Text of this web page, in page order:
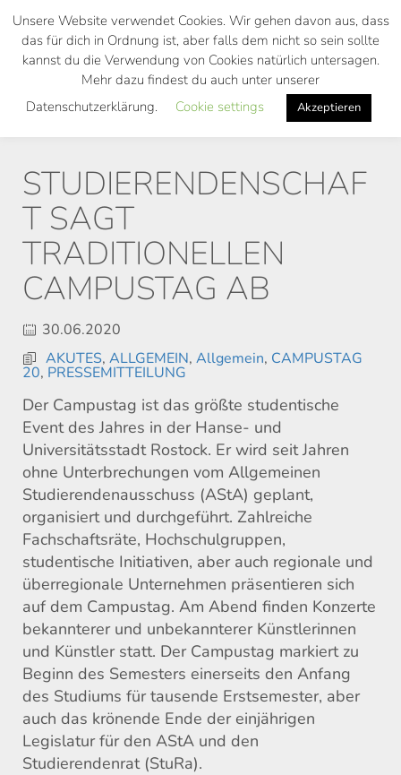
Skip
main
STUDIERENDENSCHAF
T SAGT
TRADITIONELLEN
CAMPUSTAG AB
30.06.2020
AKUTES, ALLGEMEIN, Allgemein, CAMPUSTAG
20, PRESSEMITTEILUNG
Der Campustag ist das größte studentische
Event des Jahres in der Hanse- und
Universitätsstadt Rostock. Er wird seit Jahren
ohne Unterbrechungen vom Allgemeinen
Studierendenausschuss (AStA) geplant,
organisiert und durchgeführt. Zahlreiche
Fachschaftsräte, Hochschulgruppen,
studentische Initiativen, aber auch regionale und
überregionale Unternehmen präsentieren sich
auf dem Campustag. Am Abend finden Konzerte
bekannterer und unbekannterer Künstlerinnen
und Künstler statt. Der Campustag markiert zu
Beginn des Semesters einerseits den Anfang
des Studiums für tausende Erstsemester, aber
auch das krönende Ende der einjährigen
Legislatur für den AStA und den
Studierendenrat (StuRa).
Unsere Website verwendet Cookies. Wir gehen davon aus, dass
das für dich in Ordnung ist, aber falls dem nicht so sein sollte
kannst du die Verwendung von Cookies natürlich untersagen.
Mehr dazu findest du auch unter unserer
Datenschutzerklärung.
Cookie settings Akzeptieren